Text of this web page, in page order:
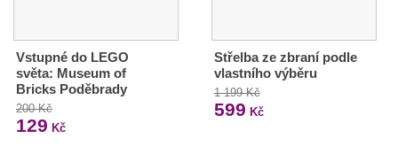
Vstupné do LEGO
světa: Museum of
Bricks Poděbrady
200 Kč
129 Kč
Střelba ze zbraní podle
vlastního výběru
1 199 Kč
599 Kč